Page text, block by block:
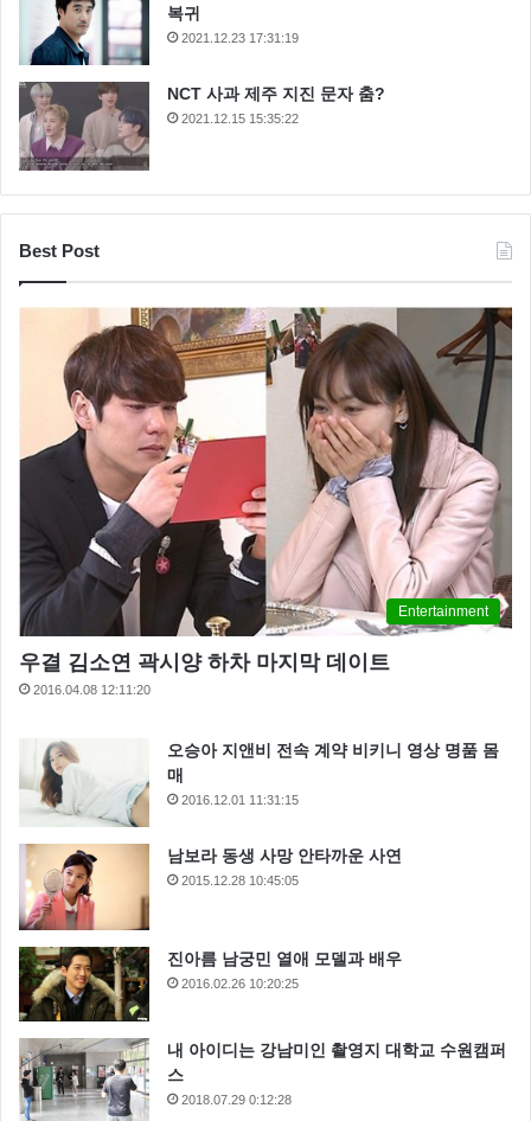
복귀
2021.12.23 17:31:19
NCT 사과 제주 지진 문자 춤?
2021.12.15 15:35:22
Best Post
Entertainment
우결 김소연 곽시양 하차 마지막 데이트
2016.04.08 12:11:20
오승아 지앤비 전속 계약 비키니 영상 명품 몸
매
2016.12.01 11:31:15
남보라 동생 사망 안타까운 사연
2015.12.28 10:45:05
진아름 남궁민 열애 모델과 배우
2016.02.26 10:20:25
내 아이디는 강남미인 촬영지 대학교 수원캠퍼
스
2018.07.29 0:12:28